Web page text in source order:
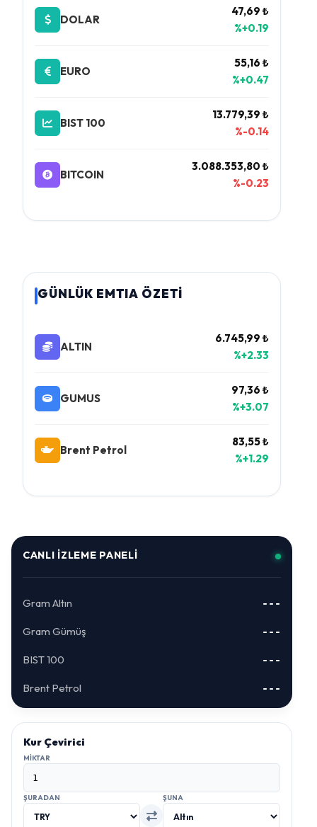
DOLAR
47,69 ₺
%+0.19
EURO
55,16 ₺
%+0.47
BIST 100
13.779,39 ₺
%-0.14
BITCOIN
3.088.353,80 ₺
%-0.23
GÜNLÜK EMTIA ÖZETİ
ALTIN
6.745,99 ₺
%+2.33
GUMUS
97,36 ₺
%+3.07
Brent Petrol
83,55 ₺
%+1.29
CANLI İZLEME PANELI
Gram Altın ---
Gram Gümüş ---
BIST 100 ---
Brent Petrol ---
Kur Çevirici
MIKTAR
ŞURADAN ŞUNA